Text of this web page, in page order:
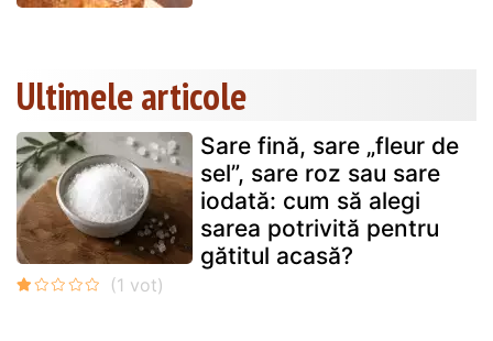
Ultimele articole
Sare fină, sare „fleur de
sel”, sare roz sau sare
iodată: cum să alegi
sarea potrivită pentru
gătitul acasă?